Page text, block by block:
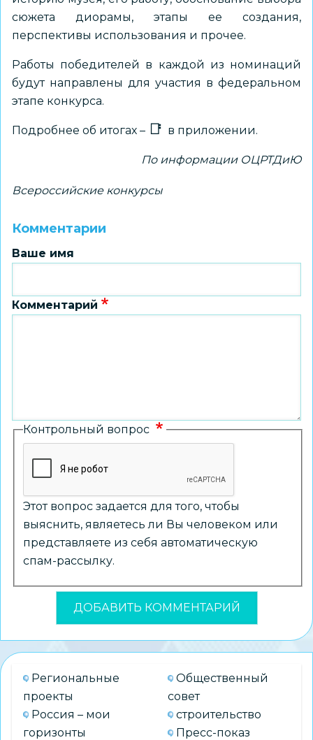
сюжета диорамы, этапы ее создания,
перспективы использования и прочее.
Работы победителей в каждой из номинаций
будут направлены для участия в федеральном
этапе конкурса.
Подробнее об итогах – в приложении.
По информации ОЦРТДиЮ
Всероссийские конкурсы
Комментарии
Ваше имя
Комментарий
Контрольный вопрос
Этот вопрос задается для того, чтобы
выяснить, являетесь ли Вы человеком или
представляете из себя автоматическую
спам-рассылку.
Региональные
проекты
Россия – мои
горизонты
Общественный
совет
строительство
Пресс-показ